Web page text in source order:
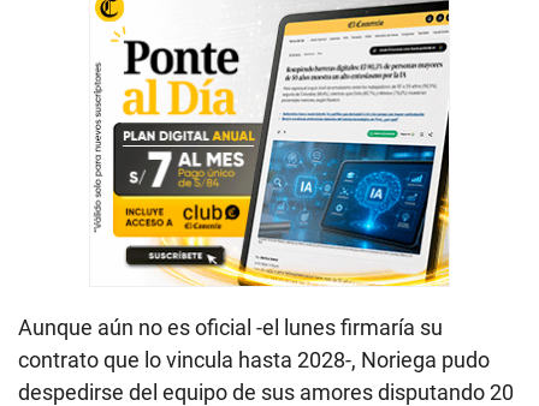
Aunque aún no es oficial -el lunes firmaría su
contrato que lo vincula hasta 2028-, Noriega pudo
despedirse del equipo de sus amores disputando 20